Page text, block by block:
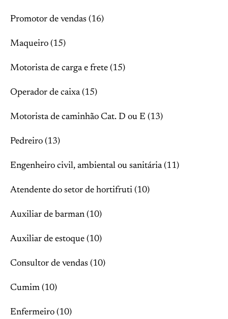
Promotor de vendas (16)
Maqueiro (15)
Motorista de carga e frete (15)
Operador de caixa (15)
Motorista de caminhão Cat. D ou E (13)
Pedreiro (13)
Engenheiro civil, ambiental ou sanitária (11)
Atendente do setor de hortifruti (10)
Auxiliar de barman (10)
Auxiliar de estoque (10)
Consultor de vendas (10)
Cumim (10)
Enfermeiro (10)